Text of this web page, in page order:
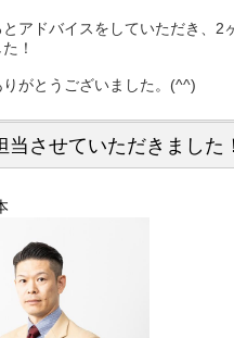
とアドバイスをしていただき、2
！
がとうございました。(^^)
当させていただきました！